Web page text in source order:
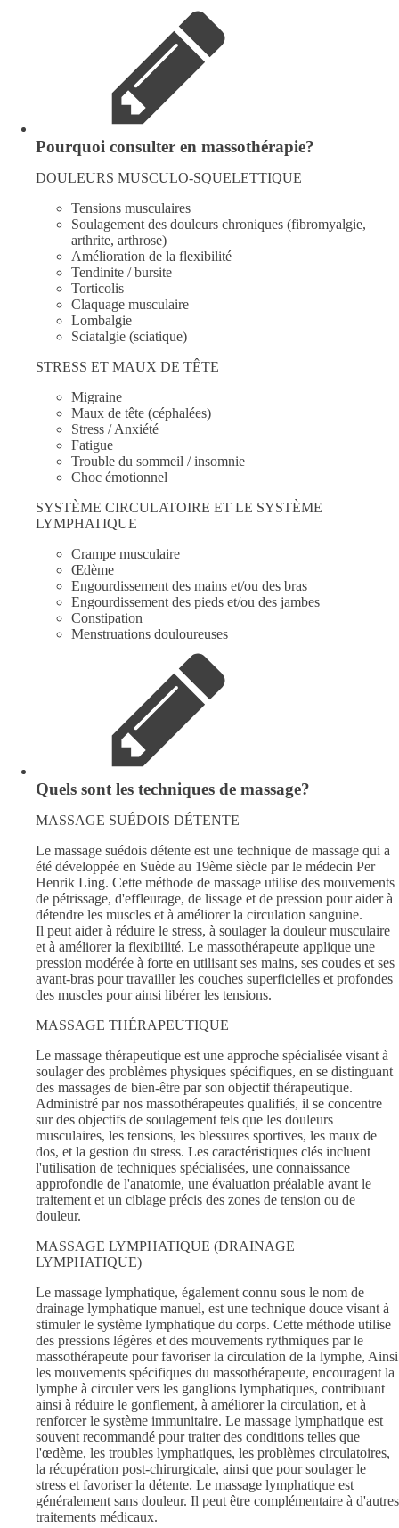
Pourquoi consulter en massothérapie?
DOULEURS MUSCULO-SQUELETTIQUE
Tensions musculaires
Soulagement des douleurs chroniques (fibromyalgie,
arthrite, arthrose)
Amélioration de la flexibilité
Tendinite / bursite
Torticolis
Claquage musculaire
Lombalgie
Sciatalgie (sciatique)
STRESS ET MAUX DE TÊTE
Migraine
Maux de tête (céphalées)
Stress / Anxiété
Fatigue
Trouble du sommeil / insomnie
Choc émotionnel
SYSTÈME CIRCULATOIRE ET LE SYSTÈME
LYMPHATIQUE
Crampe musculaire
Œdème
Engourdissement des mains et/ou des bras
Engourdissement des pieds et/ou des jambes
Constipation
Menstruations douloureuses
Quels sont les techniques de massage?
MASSAGE SUÉDOIS DÉTENTE
Le massage suédois détente est une technique de massage qui a
été développée en Suède au 19ème siècle par le médecin Per
Henrik Ling. Cette méthode de massage utilise des mouvements
de pétrissage, d'effleurage, de lissage et de pression pour aider à
détendre les muscles et à améliorer la circulation sanguine.
Il peut aider à réduire le stress, à soulager la douleur musculaire
et à améliorer la flexibilité. Le massothérapeute applique une
pression modérée à forte en utilisant ses mains, ses coudes et ses
avant-bras pour travailler les couches superficielles et profondes
des muscles pour ainsi libérer les tensions.
MASSAGE THÉRAPEUTIQUE
Le massage thérapeutique est une approche spécialisée visant à
soulager des problèmes physiques spécifiques, en se distinguant
des massages de bien-être par son objectif thérapeutique.
Administré par nos massothérapeutes qualifiés, il se concentre
sur des objectifs de soulagement tels que les douleurs
musculaires, les tensions, les blessures sportives, les maux de
dos, et la gestion du stress. Les caractéristiques clés incluent
l'utilisation de techniques spécialisées, une connaissance
approfondie de l'anatomie, une évaluation préalable avant le
traitement et un ciblage précis des zones de tension ou de
douleur.
MASSAGE LYMPHATIQUE (DRAINAGE
LYMPHATIQUE)
Le massage lymphatique, également connu sous le nom de
drainage lymphatique manuel, est une technique douce visant à
stimuler le système lymphatique du corps. Cette méthode utilise
des pressions légères et des mouvements rythmiques par le
massothérapeute pour favoriser la circulation de la lymphe, Ainsi
les mouvements spécifiques du massothérapeute, encouragent la
lymphe à circuler vers les ganglions lymphatiques, contribuant
ainsi à réduire le gonflement, à améliorer la circulation, et à
renforcer le système immunitaire. Le massage lymphatique est
souvent recommandé pour traiter des conditions telles que
l'œdème, les troubles lymphatiques, les problèmes circulatoires,
la récupération post-chirurgicale, ainsi que pour soulager le
stress et favoriser la détente. Le massage lymphatique est
généralement sans douleur. Il peut être complémentaire à d'autres
traitements médicaux.